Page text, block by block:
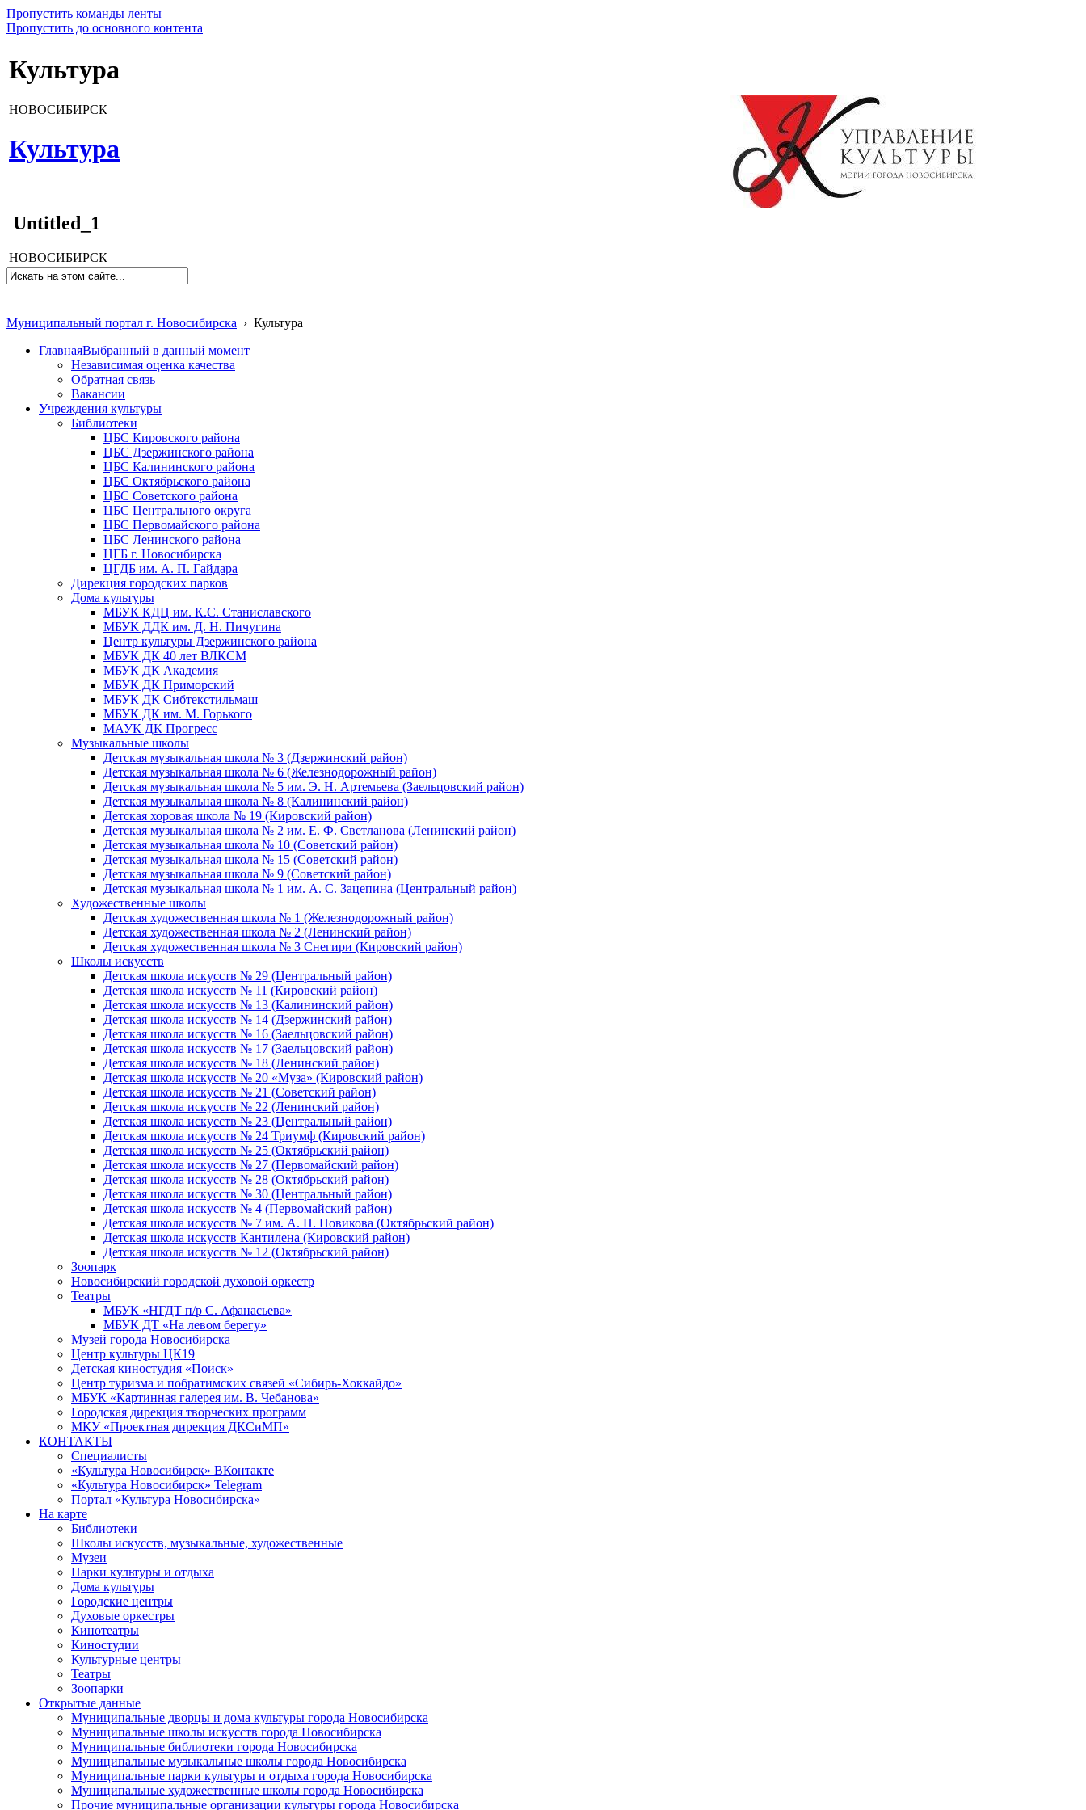
Пропустить команды ленты
Пропустить до основного контента
Культура
НОВОСИБИРСК
Культура
Untitled_1
НОВОСИБИРСК
Муниципальный портал г. Новосибирска › Культура
ГлавнаяВыбранный в данный момент
Независимая оценка качества
Обратная связь
Вакансии
Учреждения культуры
Библиотеки
ЦБС Кировского района
ЦБС Дзержинского района
ЦБС Калининского района
ЦБС Октябрьского района
ЦБС Советского района
ЦБС Центрального округа
ЦБС Первомайского района
ЦБС Ленинского района
ЦГБ г. Новосибирска
ЦГДБ им. А. П. Гайдара
Дирекция городских парков
Дома культуры
МБУК КДЦ им. К.С. Станиславского
МБУК ДДК им. Д. Н. Пичугина
Центр культуры Дзержинского района
МБУК ДК 40 лет ВЛКСМ
МБУК ДК Академия
МБУК ДК Приморский
МБУК ДК Сибтекстильмаш
МБУК ДК им. М. Горького
МАУК ДК Прогресс
Музыкальные школы
Детская музыкальная школа № 3 (Дзержинский район)
Детская музыкальная школа № 6 (Железнодорожный район)
Детская музыкальная школа № 5 им. Э. Н. Артемьева (Заельцовский район)
Детская музыкальная школа № 8 (Калининский район)
Детская хоровая школа № 19 (Кировский район)
Детская музыкальная школа № 2 им. Е. Ф. Светланова (Ленинский район)
Детская музыкальная школа № 10 (Советский район)
Детская музыкальная школа № 15 (Советский район)
Детская музыкальная школа № 9 (Советский район)
Детская музыкальная школа № 1 им. А. С. Зацепина (Центральный район)
Художественные школы
Детская художественная школа № 1 (Железнодорожный район)
Детская художественная школа № 2 (Ленинский район)
Детская художественная школа № 3 Снегири (Кировский район)
Школы искусств
Детская школа искусств № 29 (Центральный район)
Детская школа искусств № 11 (Кировский район)
Детская школа искусств № 13 (Калининский район)
Детская школа искусств № 14 (Дзержинский район)
Детская школа искусств № 16 (Заельцовский район)
Детская школа искусств № 17 (Заельцовский район)
Детская школа искусств № 18 (Ленинский район)
Детская школа искусств № 20 «Муза» (Кировский район)
Детская школа искусств № 21 (Советский район)
Детская школа искусств № 22 (Ленинский район)
Детская школа искусств № 23 (Центральный район)
Детская школа искусств № 24 Триумф (Кировский район)
Детская школа искусств № 25 (Октябрьский район)
Детская школа искусств № 27 (Первомайский район)
Детская школа искусств № 28 (Октябрьский район)
Детская школа искусств № 30 (Центральный район)
Детская школа искусств № 4 (Первомайский район)
Детская школа искусств № 7 им. А. П. Новикова (Октябрьский район)
Детская школа искусств Кантилена (Кировский район)
Детская школа искусств № 12 (Октябрьский район)
Зоопарк
Новосибирский городской духовой оркестр
Театры
МБУК «НГДТ п/р С. Афанасьева»
МБУК ДТ «На левом берегу»
Музей города Новосибирска
Центр культуры ЦК19
Детская киностудия «Поиск»
Центр туризма и побратимских связей «Сибирь-Хоккайдо»
МБУК «Картинная галерея им. В. Чебанова»
Городская дирекция творческих программ
МКУ «Проектная дирекция ДКСиМП»
КОНТАКТЫ
Специалисты
«Культура Новосибирск» ВКонтакте
«Культура Новосибирск» Telegram
Портал «Культура Новосибирска»
На карте
Библиотеки
Школы искусств, музыкальные, художественные
Музеи
Парки культуры и отдыха
Дома культуры
Городские центры
Духовые оркестры
Кинотеатры
Киностудии
Культурные центры
Театры
Зоопарки
Открытые данные
Муниципальные дворцы и дома культуры города Новосибирска
Муниципальные школы искусств города Новосибирска
Муниципальные библиотеки города Новосибирска
Муниципальные музыкальные школы города Новосибирска
Муниципальные парки культуры и отдыха города Новосибирска
Муниципальные художественные школы города Новосибирска
Прочие муниципальные организации культуры города Новосибирска